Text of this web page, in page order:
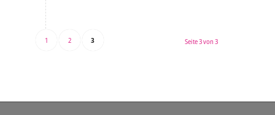
Seite 3 von 3
1 2 3